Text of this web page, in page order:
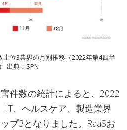
上位3業界の月別推移（2022年第4四半
出典：SPN
件数の統計によると、2022
IT、ヘルスケア、製造業界
プ3となりました。RaaSお